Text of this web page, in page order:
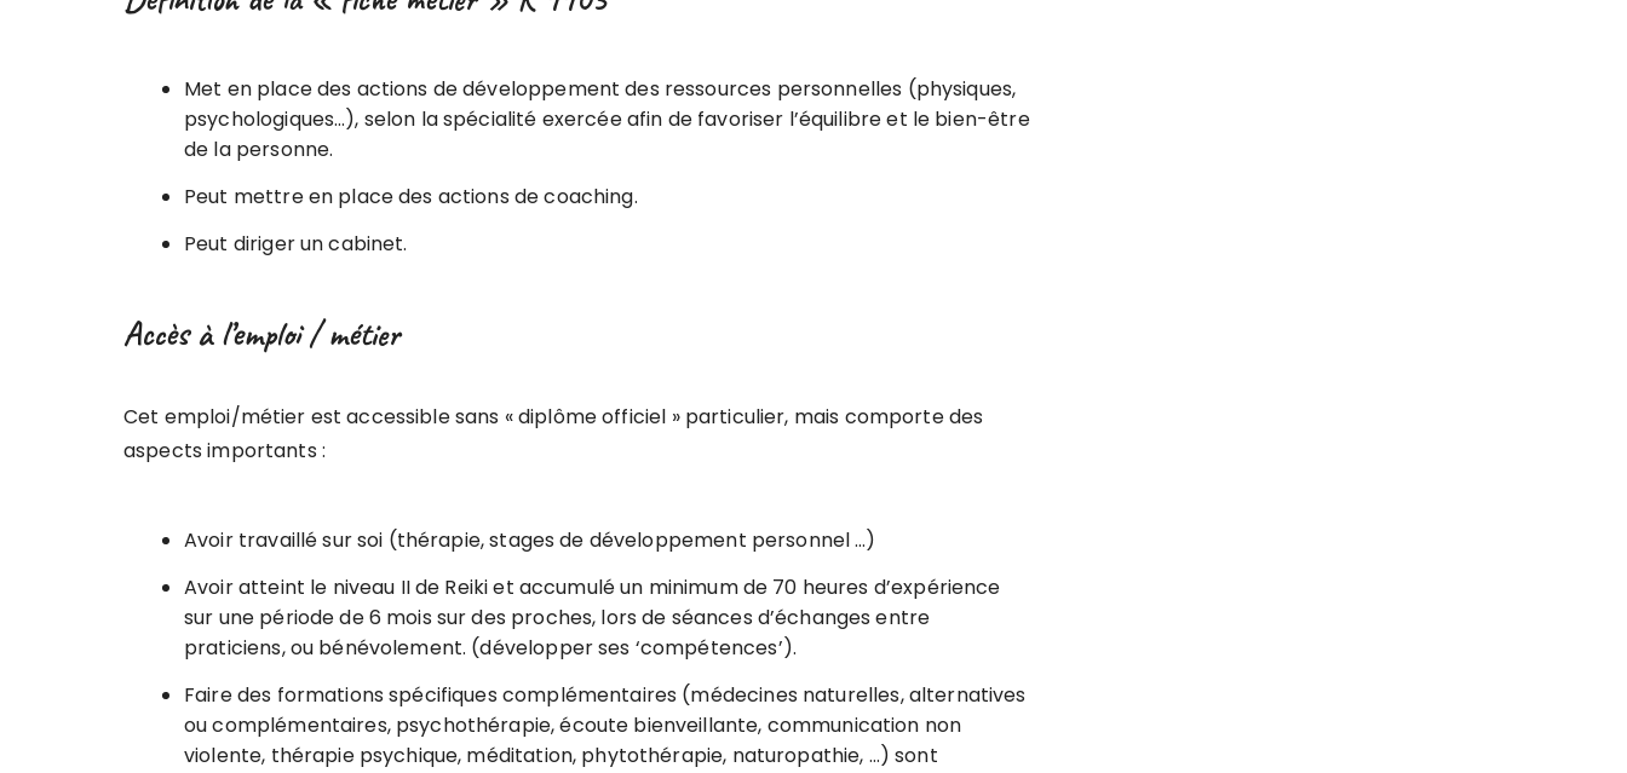
Met en place des actions de développement des ressources personnelles (physiques,
psychologiques…), selon la spécialité exercée afin de favoriser l’équilibre et le bien-être
de la personne.
Peut mettre en place des actions de coaching.
Peut diriger un cabinet.
Accès à l’emploi / métier
Cet emploi/métier est accessible sans « diplôme officiel » particulier, mais comporte des
aspects importants :
Avoir travaillé sur soi (thérapie, stages de développement personnel …)
Avoir atteint le niveau II de Reiki et accumulé un minimum de 70 heures d’expérience
sur une période de 6 mois sur des proches, lors de séances d’échanges entre
praticiens, ou bénévolement. (développer ses ‘compétences’).
Faire des formations spécifiques complémentaires (médecines naturelles, alternatives
ou complémentaires, psychothérapie, écoute bienveillante, communication non
violente, thérapie psychique, méditation, phytothérapie, naturopathie, …) sont